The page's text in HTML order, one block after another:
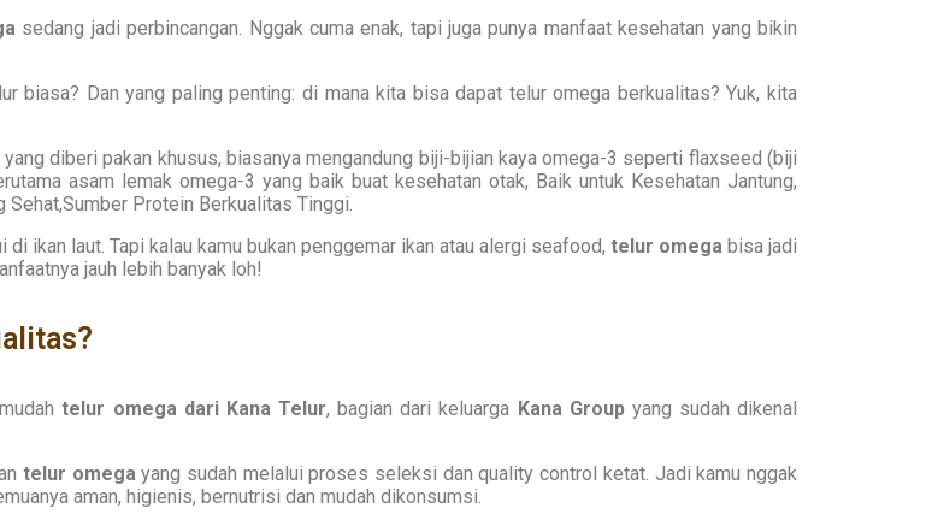
sedang jadi perbincangan. Nggak cuma enak, tapi juga punya manfaat kesehatan yang bikin
biasa? Dan yang paling penting: di mana kita bisa dapat telur omega berkualitas? Yuk, kita
diberi pakan khusus, biasanya mengandung biji-bijian kaya omega-3 seperti flaxseed (biji
asam lemak omega-3 yang baik buat kesehatan otak, Baik untuk Kesehatan Jantung,
Sehat,Sumber Protein Berkualitas Tinggi.
ikan laut. Tapi kalau kamu bukan penggemar ikan atau alergi seafood, telur omega bisa jadi
jauh lebih banyak loh!
telur omega dari Kana Telur, bagian dari keluarga Kana Groupyang sudah dikenal
telur omegayang sudah melalui proses seleksi dan quality control ketat. Jadi kamu nggak
aman, higienis, bernutrisi dan mudah dikonsumsi.